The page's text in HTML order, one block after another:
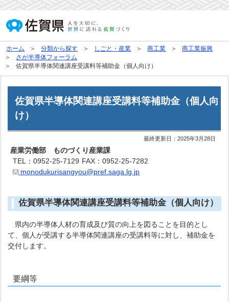
ホーム 分類から探す しごと・産業 商工業
商工業振興
さが半導体フォーラム
佐賀県半導体関連講座受講料等補助金（個人向け）
佐賀県半導体関連講座受講料等補助金（個人向
け）
最終更新日：2025年3月28日
産業労働部 ものづくり産業課
TEL：0952-25-7129 FAX：0952-25-7282
monodukurisangyou@pref.saga.lg.jp
佐賀県半導体関連講座受講料等補助金（個人向け）
県内の半導体人材の育成及び質の向上を図ることを目的とし
て、個人が受講する半導体関連講座の受講料等に対し、補助金を
交付します。
要綱等